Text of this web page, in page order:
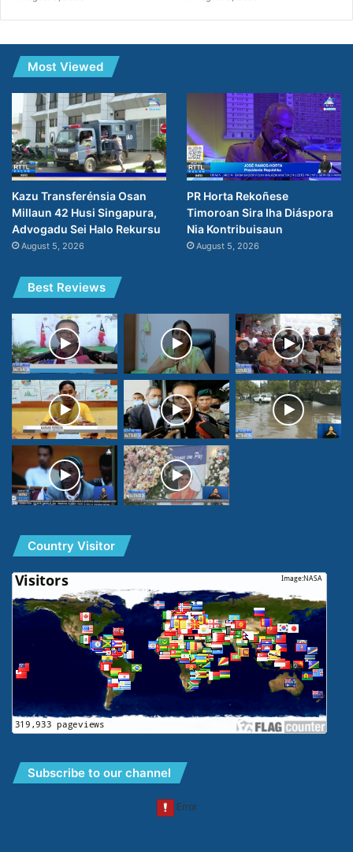
Most Viewed
Kazu Transferénsia Osan
Millaun 42 Husi Singapura,
Advogadu Sei Halo Rekursu
August 5, 2026
PR Horta Rekoñese
Timoroan Sira Iha Diáspora
Nia Kontribuisaun
August 5, 2026
Best Reviews
Country Visitor
Subscribe to our channel